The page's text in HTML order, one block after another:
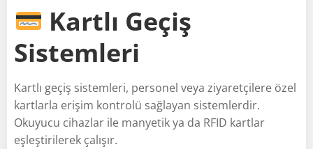
Kartlı Geçiş
Sistemleri
Kartlı geçiş sistemleri, personel veya ziyaretçilere özel
kartlarla erişim kontrolü sağlayan sistemlerdir.
Okuyucu cihazlar ile manyetik ya da RFID kartlar
eşleştirilerek çalışır.